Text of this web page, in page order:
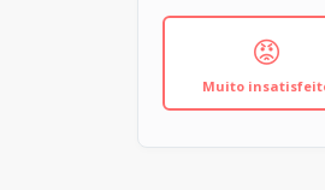
😡
Muito